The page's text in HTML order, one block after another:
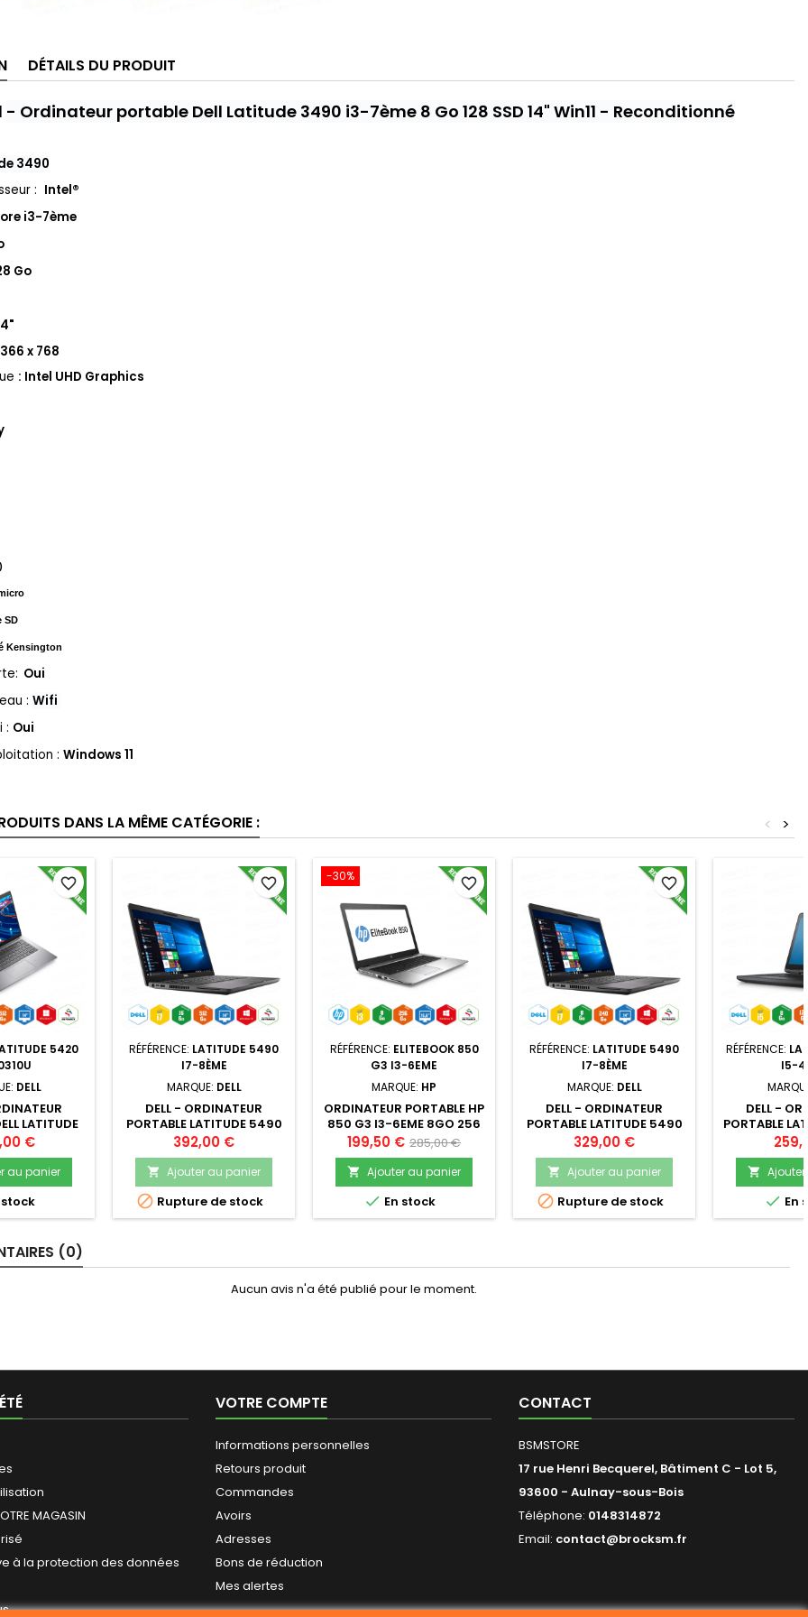
DÉTAILS DU PRODUIT
- Ordinateur portable Dell Latitude 3490 i3-7ème 8 Go 128 SSD 14" Win11 - Reconditionné
3490
: Intel®
i3-7ème
Go
x 768
: Intel UHD Graphics
SD
Kensington
Oui
: Wifi
: Oui
: Windows 11
DANS LA MÊME CATÉGORIE : >
<
5420
DELL
LATITUDE
1.7 GHZ 16
14" WIN11 -
€
au panier
stock
favorite_border
RÉFÉRENCE: LATITUDE 5490
I7-8ÈME
MARQUE: DELL
DELL - ORDINATEUR
PORTABLE LATITUDE 5490
I7-8650U 16GO 512SSD 14"
- WINDOWS 10 PRO + CLÉ
USB 32 GO -
RECONDITIONNÉ
Prix
392,00 €
 Ajouter au panier
 Rupture de stock
favorite_border -30%
RÉFÉRENCE: ELITEBOOK 850
G3 I3-6EME
MARQUE: HP
ORDINATEUR PORTABLE HP
850 G3 I3-6EME 8GO 256
SSD 15.6" WIN10PRO + USB
32 GO OFFERTE -
RECONDITIONNÉ
Prix
199,50 € Prix
base
285,00 €
 Ajouter au panier
 En stock
favorite_border
RÉFÉRENCE: LATITUDE 5490
I7-8ÈME
MARQUE: DELL
DELL - ORDINATEUR
PORTABLE LATITUDE 5490
I7-8650U 8GO 240SSD 14"
- WINDOWS 10 PRO AVEC
SACOCHE -
RECONDITIONNÉ
Prix
329,00 €
 Ajouter au panier
 Rupture de stock
favorite_border
RÉFÉRENCE:
I5-
DELL -
PORTABLE
I5-4ÈME 1.9
SSD 14"
Prix

 En
(0)
Aucun avis n'a été publié pour le moment.
MAGASIN
à la protection des données
VOTRE COMPTE
Informations personnelles
Retours produit
Commandes
Avoirs
Adresses
Bons de réduction
Mes alertes
CONTACT
BSMSTORE
17 rue Henri Becquerel, Bâtiment C - Lot 5,
93600 - Aulnay-sous-Bois
Téléphone: 0148314872
Email: contact@brocksm.fr